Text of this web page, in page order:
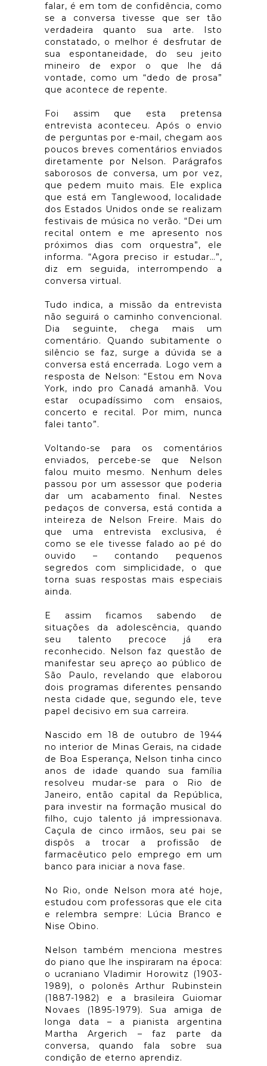
falar, é em tom de confidência, como
se a conversa tivesse que ser tão
verdadeira quanto sua arte. Isto
constatado, o melhor é desfrutar de
sua espontaneidade, do seu jeito
mineiro de expor o que lhe dá
vontade, como um “dedo de prosa”
que acontece de repente.
Foi assim que esta pretensa
entrevista aconteceu. Após o envio
de perguntas por e-mail, chegam aos
poucos breves comentários enviados
diretamente por Nelson. Parágrafos
saborosos de conversa, um por vez,
que pedem muito mais. Ele explica
que está em Tanglewood, localidade
dos Estados Unidos onde se realizam
festivais de música no verão. “Dei um
recital ontem e me apresento nos
próximos dias com orquestra”, ele
informa. “Agora preciso ir estudar…”,
diz em seguida, interrompendo a
conversa virtual.
Tudo indica, a missão da entrevista
não seguirá o caminho convencional.
Dia seguinte, chega mais um
comentário. Quando subitamente o
silêncio se faz, surge a dúvida se a
conversa está encerrada. Logo vem a
resposta de Nelson: “Estou em Nova
York, indo pro Canadá amanhã. Vou
estar ocupadíssimo com ensaios,
concerto e recital. Por mim, nunca
falei tanto”.
Voltando-se para os comentários
enviados, percebe-se que Nelson
falou muito mesmo. Nenhum deles
passou por um assessor que poderia
dar um acabamento final. Nestes
pedaços de conversa, está contida a
inteireza de Nelson Freire. Mais do
que uma entrevista exclusiva, é
como se ele tivesse falado ao pé do
ouvido – contando pequenos
segredos com simplicidade, o que
torna suas respostas mais especiais
ainda.
E assim ficamos sabendo de
situações da adolescência, quando
seu talento precoce já era
reconhecido. Nelson faz questão de
manifestar seu apreço ao público de
São Paulo, revelando que elaborou
dois programas diferentes pensando
nesta cidade que, segundo ele, teve
papel decisivo em sua carreira.
Nascido em 18 de outubro de 1944
no interior de Minas Gerais, na cidade
de Boa Esperança, Nelson tinha cinco
anos de idade quando sua família
resolveu mudar-se para o Rio de
Janeiro, então capital da República,
para investir na formação musical do
filho, cujo talento já impressionava.
Caçula de cinco irmãos, seu pai se
dispôs a trocar a profissão de
farmacêutico pelo emprego em um
banco para iniciar a nova fase.
No Rio, onde Nelson mora até hoje,
estudou com professoras que ele cita
e relembra sempre: Lúcia Branco e
Nise Obino.
Nelson também menciona mestres
do piano que lhe inspiraram na época:
o ucraniano Vladimir Horowitz (1903-
1989), o polonês Arthur Rubinstein
(1887-1982) e a brasileira Guiomar
Novaes (1895-1979). Sua amiga de
longa data – a pianista argentina
Martha Argerich – faz parte da
conversa, quando fala sobre sua
condição de eterno aprendiz.